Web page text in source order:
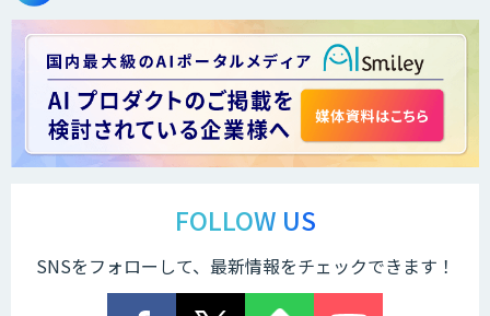
FOLLOW US
SNSをフォローして、最新情報をチェックできます！